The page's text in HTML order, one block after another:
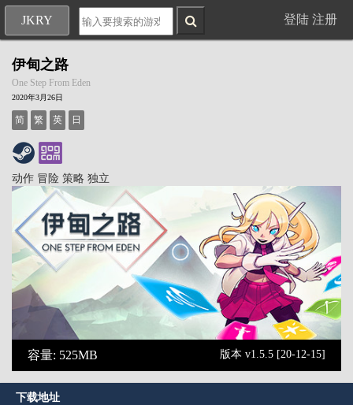
JKRY 登陆 注册
伊甸之路
One Step From Eden
2020年3月26日
简 繁 英 日
动作 冒险 策略 独立
容量: 525MB 版本 v1.5.5 [20-12-15]
下载地址